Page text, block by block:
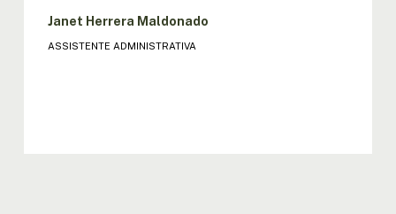
Janet Herrera Maldonado
ASSISTENTE ADMINISTRATIVA